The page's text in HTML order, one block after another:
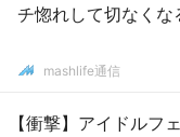
チ惚れして切なくな
mashlife通信
【衝撃】アイドルフ